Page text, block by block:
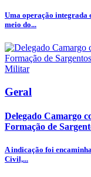
Uma operação
meio do...
Geral
Delegado Camargo
Formação de
A indicação foi
Civil,...